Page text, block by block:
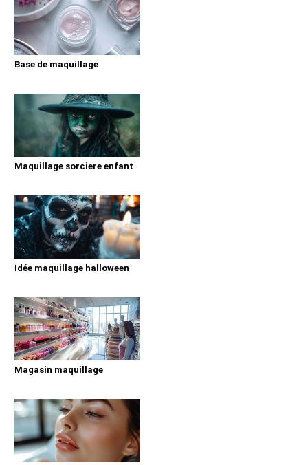
Base de maquillage
Maquillage sorciere enfant
Idée maquillage halloween
Magasin maquillage